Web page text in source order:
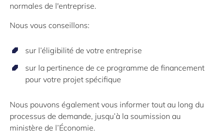
normales de l'entreprise.
Nous vous conseillons:
sur l’éligibilité de votre entreprise
sur la pertinence de ce programme de financement
pour votre projet spécifique
Nous pouvons également vous informer tout au long du
processus de demande, jusqu’à la soumission au
ministère de l’Économie.